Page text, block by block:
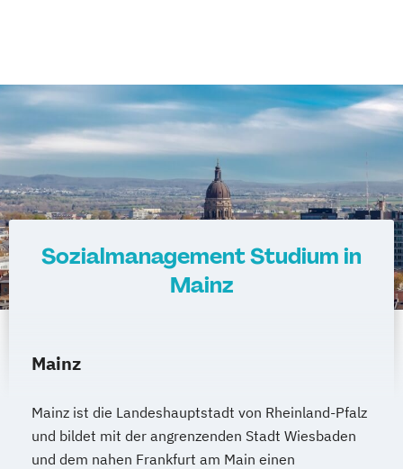
Sozialmanagement Studium in
Mainz
Mainz
Mainz ist die Landeshauptstadt von Rheinland-Pfalz
und bildet mit der angrenzenden Stadt Wiesbaden
und dem nahen Frankfurt am Main einen